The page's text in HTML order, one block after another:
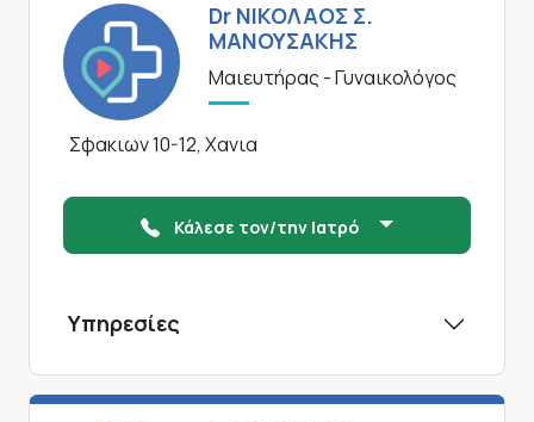
Dr ΝΙΚΟΛΑΟΣ Σ.
ΜΑΝΟΥΣΑΚΗΣ
Μαιευτήρας - Γυναικολόγος
Σφακιων 10-12, Χανια
Κάλεσε τον/την Ιατρό
Υπηρεσίες